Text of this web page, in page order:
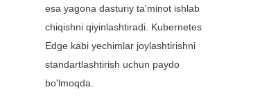
esa yagona dasturiy ta'minot ishlab
chiqishni qiyinlashtiradi. Kubernetes
Edge kabi yechimlar joylashtirishni
standartlashtirish uchun paydo
bo'lmoqda.